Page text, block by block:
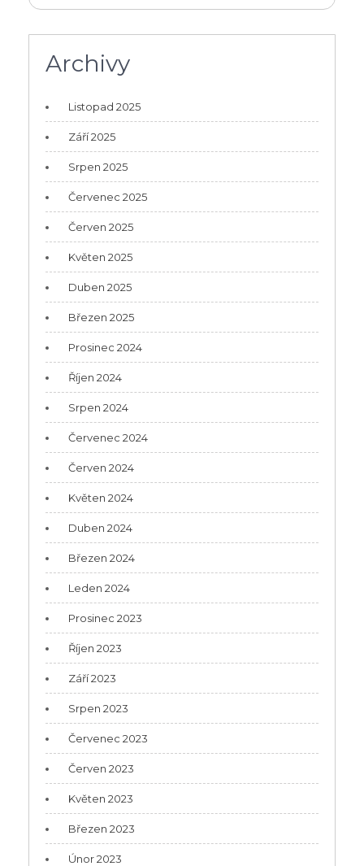
Archivy
Listopad 2025
Září 2025
Srpen 2025
Červenec 2025
Červen 2025
Květen 2025
Duben 2025
Březen 2025
Prosinec 2024
Říjen 2024
Srpen 2024
Červenec 2024
Červen 2024
Květen 2024
Duben 2024
Březen 2024
Leden 2024
Prosinec 2023
Říjen 2023
Září 2023
Srpen 2023
Červenec 2023
Červen 2023
Květen 2023
Březen 2023
Únor 2023